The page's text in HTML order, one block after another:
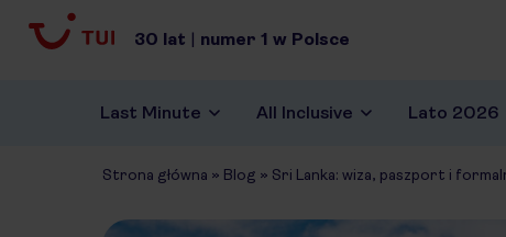
30 lat | numer 1 w Polsce
Last Minute All Inclusive Lato 2026
Strona główna » Blog » Sri Lanka: wiza, paszport i